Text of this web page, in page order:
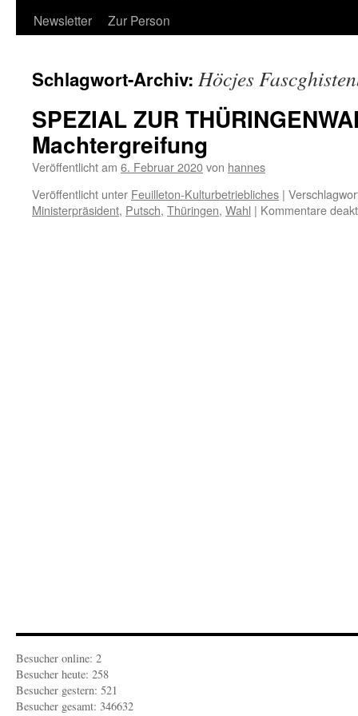
Newsletter
Zur Person
Schlagwort-Archiv: Höcjes
SPEZIAL ZUR
Machtergreifung
Veröffentlicht am 6. Februar 2020von hannes
Veröffentlicht unter Feuilleton-Kulturbetriebliches |
Ministerpräsident, Putsch, Thüringen, Wahl | Kommentare
Besucher online: 2
Besucher heute: 258
Besucher gestern: 521
Besucher gesamt: 346632